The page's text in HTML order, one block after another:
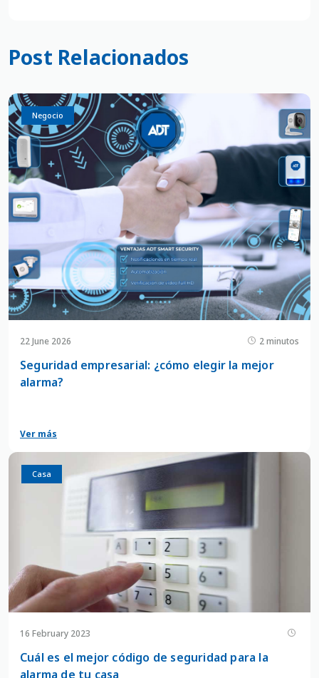
Post Relacionados
Negocio
22 June 2026 2 minutos
Seguridad empresarial: ¿cómo elegir la mejor
alarma?
Ver más
Casa
16 February 2023
Cuál es el mejor código de seguridad para la
alarma de tu casa